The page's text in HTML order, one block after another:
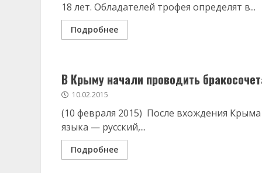
18 лет. Обладателей трофея определят в...
Подробнее
В Крыму начали проводить
10.02.2015
(10 февраля 2015) После вхождения Крыма
языка — русский,...
Подробнее